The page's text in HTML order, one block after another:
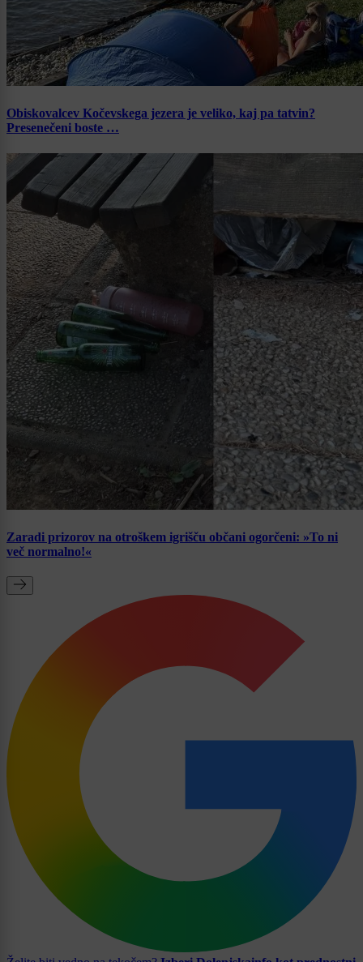
Obiskovalcev Kočevskega jezera je veliko, kaj pa tatvin?
Presenečeni boste …
Zaradi prizorov na otroškem igrišču občani ogorčeni: »To ni
več normalno!«